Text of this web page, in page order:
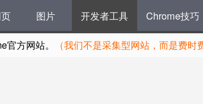
图片 开发者工具 Chrome技巧
方网站。 （我们不是采集型网站，而是费